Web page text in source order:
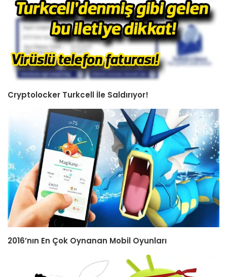
Cryptolocker Turkcell İle Saldırıyor!
2016’nın En Çok Oynanan Mobil Oyunları